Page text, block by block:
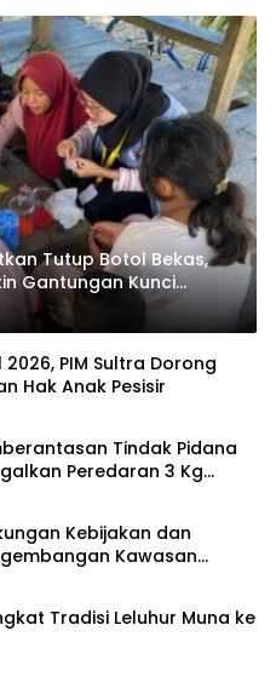
Tutup Botol Bekas,
Gantungan Kunci
PIM Sultra Dorong
Hak Anak Pesisir
Tindak Pidana
Peredaran 3 Kg
Kebijakan dan
Kawasan
Tradisi Leluhur Muna ke